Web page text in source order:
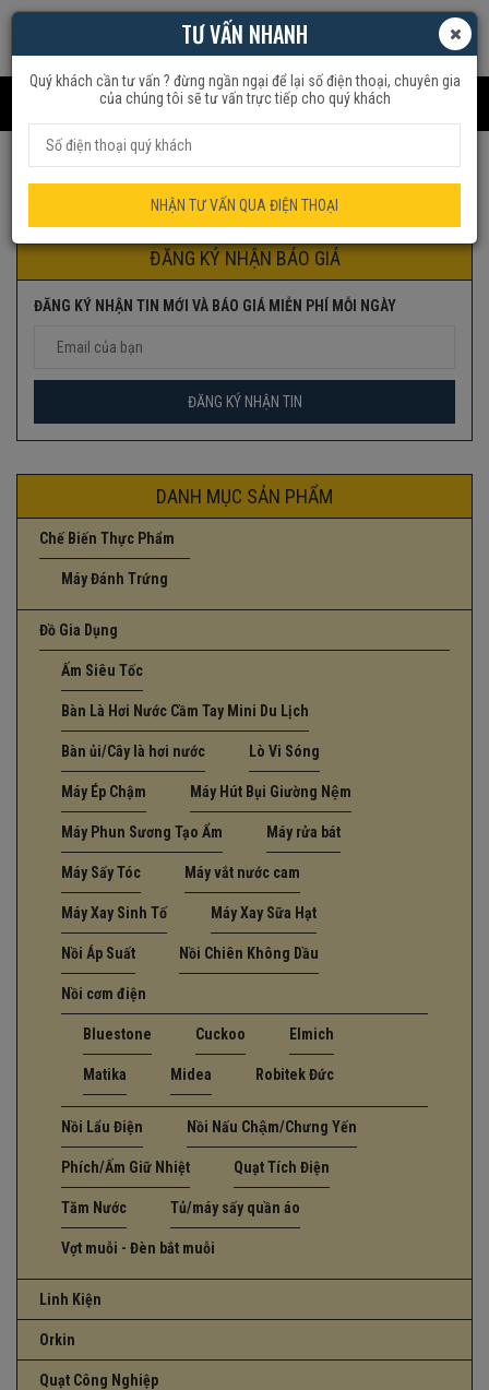
ĐĂNG KÝ NHẬN BÁO GIÁ
ĐĂNG KÝ NHẬN TIN MỚI VÀ BÁO GIÁ MIỄN PHÍ MỖI NGÀY
DANH MỤC SẢN PHẨM
Chế Biến Thực Phẩm
Máy Đánh Trứng
Đồ Gia Dụng
Ấm Siêu Tốc
Bàn Là Hơi Nước Cầm Tay Mini Du Lịch
Bàn ủi/Cây là hơi nước Lò Vi Sóng
Máy Ép Chậm Máy Hút Bụi Giường Nệm
Máy Phun Sương Tạo Ẩm Máy rửa bát
Máy Sấy Tóc Máy vắt nước cam
Máy Xay Sinh Tố Máy Xay Sữa Hạt
Nồi Áp Suất Nồi Chiên Không Dầu
Nồi cơm điện
Bluestone Cuckoo Elmich
Matika Midea Robitek Đức
Nồi Lẩu Điện Nồi Nấu Chậm/Chưng Yến
Phích/Ấm Giữ Nhiệt Quạt Tích Điện
Tăm Nước Tủ/máy sấy quần áo
Vợt muỗi - Đèn bắt muỗi
Linh Kiện
Orkin
Quạt Công Nghiệp
TƯ VẤN NHANH
Quý khách cần tư vấn ? đừng ngần ngại để lại số điện thoại, chuyên gia
của chúng tôi sẽ tư vấn trực tiếp cho quý khách
NHẬN TƯ VẤN QUA ĐIỆN THOẠI